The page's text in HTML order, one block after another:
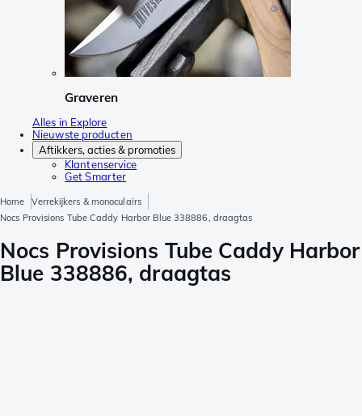
Graveren
Alles in Explore
Nieuwste producten
Aftikkers, acties & promoties
Klantenservice
Get Smarter
Home
Verrekijkers & monoculairs
Nocs Provisions Tube Caddy Harbor Blue 338886, draagtas
Nocs Provisions Tube Caddy Harbor
Blue 338886, draagtas